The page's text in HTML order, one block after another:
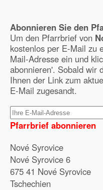
Abonnieren Sie den
Um den Pfarrbrief von
kostenlos per E-Mail zu
Mail-Adresse ein und
abonnieren'. Sobald wir
Ihnen der Link zum
E-Mail zugesandt.
Pfarrbrief abonnieren
Nové Syrovice
Nové Syrovice 6
675 41 Nové Syrovice
Tschechien